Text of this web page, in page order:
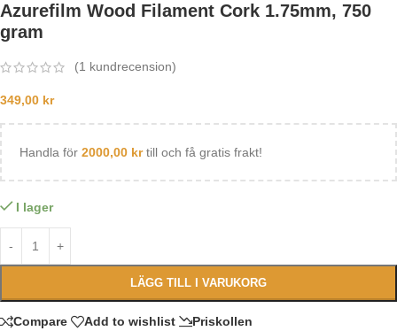
Azurefilm Wood Filament Cork 1.75mm, 750
gram
(1 kundrecension)
349,00 kr
Handla för 2000,00 krtill och få gratis frakt!
I lager
LÄGG TILL I VARUKORG
Compare Add to wishlist Priskollen